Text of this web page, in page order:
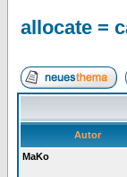
allocate =
Autor
MaKo